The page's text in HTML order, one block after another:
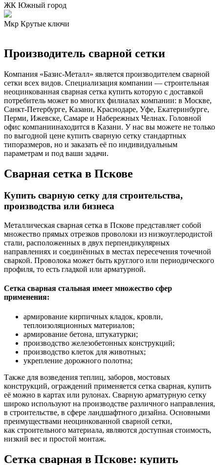
ЖК Южный город
Мкр Крутые ключи
Производитель сварной сетки
Компания «Базис-Металл» является производителем сварной
сетки всех видов. Специализация компании — строительная
неоцинкованная сварная сетка купить которую с доставкой
потребитель может во многих филиалах компании: в Москве,
Санкт-Петербурге, Казани, Краснодаре, Уфе, Екатеринбурге,
Перми, Ижевске, Самаре и Набережных Челнах. Головной
офис компаниинаходится в Казани. У нас вы можете не только
по выгодной цене купить сварную сетку стандартных
типоразмеров, но и заказать её по индивидуальным
параметрам и под ваши задачи.
Сварная сетка в Пскове
Купить сварную сетку для строительства,
производства или бизнеса
Металлическая сварная сетка в Пскове представляет собой
множество прямых отрезков проволоки из низкоуглеродистой
стали, расположенных в двух перпендикулярных
направлениях и соединённых в местах пересечения точечной
сваркой. Проволока может быть круглого или периодического
профиля, то есть гладкой или арматурной.
Сетка сварная стальная имеет множество сфер
применения:
армирование кирпичных кладок, кровли,
теплоизоляционных материалов;
армирование бетона, штукатурки;
производство железобетонных конструкций;
производство клеток для животных;
укрепление дорожного полотна;
Также для возведения теплиц, заборов, мостовых
конструкций, ограждений применяется сетка сварная, купить
её можно в картах или рулонах. Сварную арматурную сетку
широко используют на производстве различного направления,
в строительстве, в сфере ландшафтного дизайна. Основными
преимуществами неоцинкованной сварной сетки,
как строительного материала, являются доступная стоимость,
низкий вес и простой монтаж.
Сетка сварная в Пскове: купить